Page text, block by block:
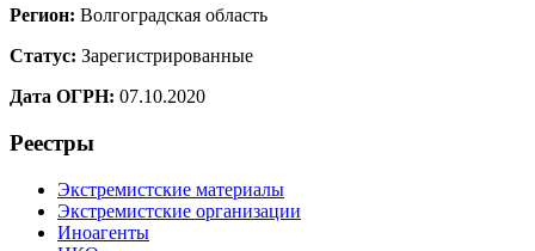
Регион: Волгоградская область
Статус: Зарегистрированные
Дата ОГРН: 07.10.2020
Реестры
Экстремистские материалы
Экстремистские организации
Иноагенты